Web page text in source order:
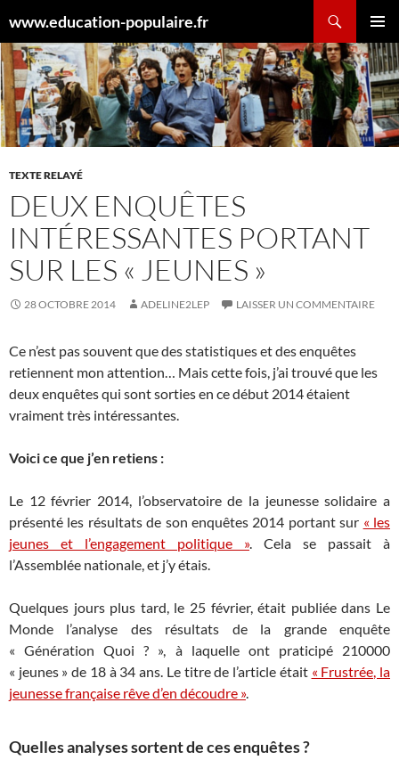
au
contenu
www.education-populaire.fr
MENU
TEXTE RELAYÉ
DEUX ENQUÊTES
INTÉRESSANTES PORTANT
SUR LES « JEUNES »
28 OCTOBRE 2014 ADELINE2LEP LAISSER UN COMMENTAIRE
Ce n’est pas souvent que des statistiques et des enquêtes
retiennent mon attention… Mais cette fois, j’ai trouvé que les
deux enquêtes qui sont sorties en ce début 2014 étaient
vraiment très intéressantes.
Voici ce que j’en retiens :
Le 12 février 2014, l’observatoire de la jeunesse solidaire a
présenté les résultats de son enquêtes 2014 portant sur « les
jeunes et l’engagement politique ». Cela se passait à
l’Assemblée nationale, et j’y étais.
Quelques jours plus tard, le 25 février, était publiée dans Le
Monde l’analyse des résultats de la grande enquête
« Génération Quoi ? », à laquelle ont praticipé 210000
« jeunes » de 18 à 34 ans. Le titre de l’article était « Frustrée, la
jeunesse française rêve d’en découdre ».
Quelles analyses sortent de ces enquêtes ?